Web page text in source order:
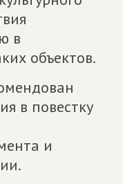
в
объектов.
в повестку
и